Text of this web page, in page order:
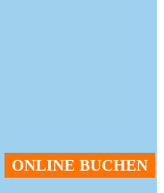
ONLINE BUCHEN